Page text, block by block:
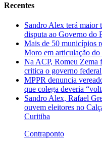
Recentes
Sandro Alex terá maior
disputa ao Governo do
Mais de 50 municípios
Moro em articulação do
Na ACP, Romeu Zema
critica o governo federal
MPPR denuncia
que colega deveria
Sandro Alex, Rafael
ouvem eleitores no
Curitiba
Contraponto